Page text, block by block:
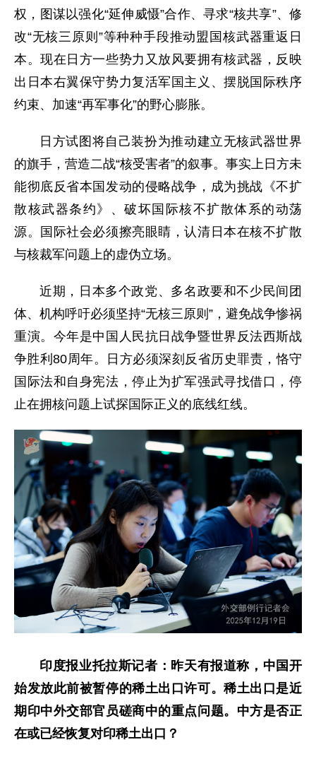
权，图谋以强化“延伸威慑”合作、寻求“核共享”、修
改“无核三原则”等种种手段推动盟国核武器重返日
本。现在日方一些势力又放风要拥有核武器，反映
出日本右翼保守势力复活军国主义、摆脱国际秩序
约束、加速“再军事化”的野心膨胀。
日方试图将自己装扮为推动建立无核武器世界
的旗手，营造二战“核受害者”的叙事。事实上日方未
能彻底反省本国发动的侵略战争，成为挑战《不扩
散核武器条约》、破坏国际核不扩散体系的动荡
源。国际社会必须擦亮眼睛，认清日本在核不扩散
与核裁军问题上的虚伪立场。
近期，日本多个政党、多名政要和不少民间团
体、机构呼吁必须坚持“无核三原则”，避免战争惨祸
重演。今年是中国人民抗日战争暨世界反法西斯战
争胜利80周年。日方必须深刻反省历史罪责，恪守
国际法和自身宪法，停止为扩军强武寻找借口，停
止在拥核问题上试探国际正义的底线红线。
印度报业托拉斯记者：昨天有报道称，中国开
始发放此前被暂停的稀土出口许可。稀土出口是近
期印中外交部官员磋商中的重点问题。中方是否正
在或已经恢复对印稀土出口？